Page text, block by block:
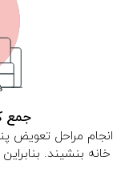
جمع
انجام مراحل تعویض
خانه بنشیند.